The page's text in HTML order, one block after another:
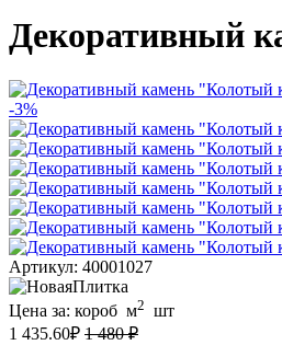
Декоративный
-3%
Артикул: 40001027
Цена за: короб м2 шт
1 435.60₽ 1 480 ₽